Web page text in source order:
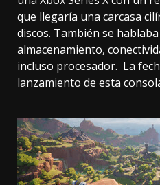
que llegaría una carcasa
discos. También se
almacenamiento,
incluso procesador. La
lanzamiento de esta